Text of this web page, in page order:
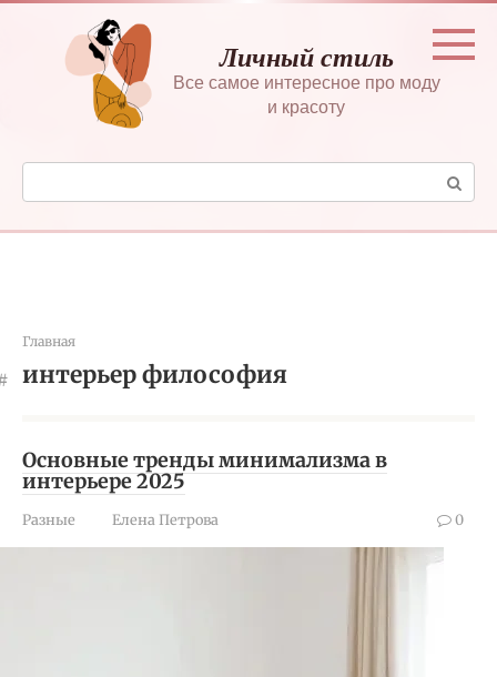
Перейти
контенту
Личный стиль
Все самое интересное про моду
и красоту
Поиск:
Главная
интерьер философия
Основные тренды минимализма в
интерьере 2025
Разные Елена Петрова 0